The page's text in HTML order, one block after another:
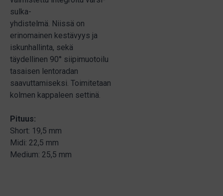
sulka-
yhdistelmä. Niissä on
erinomainen kestävyys ja
iskunhallinta, sekä
täydellinen 90° siipimuotoilu
tasaisen lentoradan
saavuttamiseksi. Toimitetaan
kolmen kappaleen settinä.
Pituus:
Short: 19,5 mm
Midi: 22,5 mm
Medium: 25,5 mm